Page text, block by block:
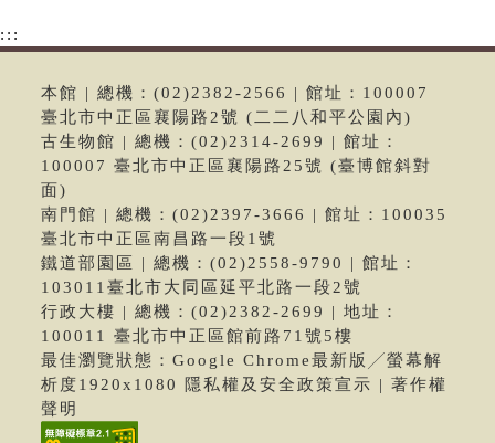
:::
本館 | 總機：(02)2382-2566 | 館址：100007
臺北市中正區襄陽路2號 (二二八和平公園內)
古生物館 | 總機：(02)2314-2699 | 館址：
100007 臺北市中正區襄陽路25號 (臺博館斜對
面)
南門館 | 總機：(02)2397-3666 | 館址：100035
臺北市中正區南昌路一段1號
鐵道部園區 | 總機：(02)2558-9790 | 館址：
103011臺北市大同區延平北路一段2號
行政大樓 | 總機：(02)2382-2699 | 地址：
100011 臺北市中正區館前路71號5樓
最佳瀏覽狀態：Google Chrome最新版╱螢幕解
析度1920x1080 隱私權及安全政策宣示 | 著作權
聲明